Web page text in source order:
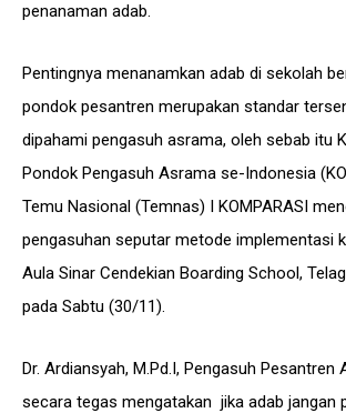
penanaman adab.
Pentingnya menanamkan adab di sekolah
pondok pesantren merupakan standar
dipahami pengasuh asrama, oleh sebab itu
Pondok Pengasuh Asrama se-Indonesia
Temu Nasional (Temnas) I KOMPARASI
pengasuhan seputar metode implementasi
Aula Sinar Cendekian Boarding School,
pada Sabtu (30/11).
Dr. Ardiansyah, M.Pd.I, Pengasuh Pesantren
secara tegas mengatakan jika adab jangan